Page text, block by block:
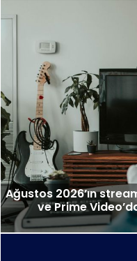
Ağustos 2026’ın
ve Prime